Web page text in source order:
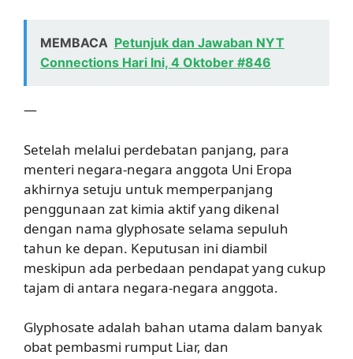
MEMBACA Petunjuk dan Jawaban NYT
Connections Hari Ini, 4 Oktober #846
—
Setelah melalui perdebatan panjang, para
menteri negara-negara anggota Uni Eropa
akhirnya setuju untuk memperpanjang
penggunaan zat kimia aktif yang dikenal
dengan nama glyphosate selama sepuluh
tahun ke depan. Keputusan ini diambil
meskipun ada perbedaan pendapat yang cukup
tajam di antara negara-negara anggota.
Glyphosate adalah bahan utama dalam banyak
obat pembasmi rumput Liar, dan